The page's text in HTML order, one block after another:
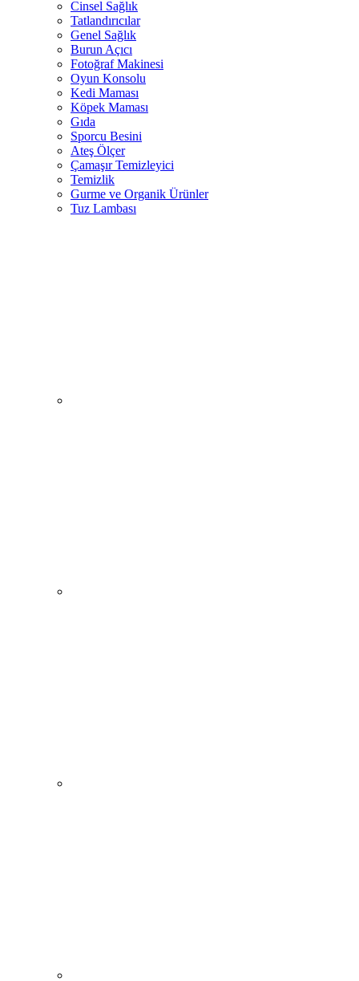
Cinsel Sağlık
Tatlandırıcılar
Genel Sağlık
Burun Açıcı
Fotoğraf Makinesi
Oyun Konsolu
Kedi Maması
Köpek Maması
Gıda
Sporcu Besini
Ateş Ölçer
Çamaşır Temizleyici
Temizlik
Gurme ve Organik Ürünler
Tuz Lambası